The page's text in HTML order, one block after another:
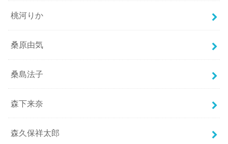
桃河りか
桑原由気
桑島法子
森下来奈
森久保祥太郎